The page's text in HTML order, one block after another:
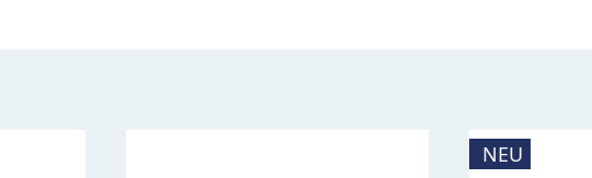
NEU